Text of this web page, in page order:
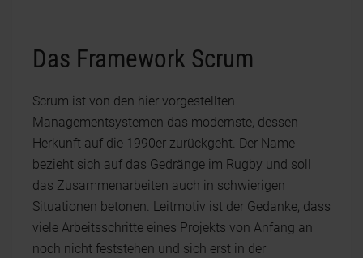
Das Framework Scrum
Scrum ist von den hier vorgestellten
Managementsystemen das modernste, dessen
Herkunft auf die 1990er zurückgeht. Der Name
bezieht sich auf das Gedränge im Rugby und soll
das Zusammenarbeiten auch in schwierigen
Situationen betonen. Leitmotiv ist der Gedanke, dass
viele Arbeitsschritte eines Projekts von Anfang an
noch nicht feststehen und sich erst in der